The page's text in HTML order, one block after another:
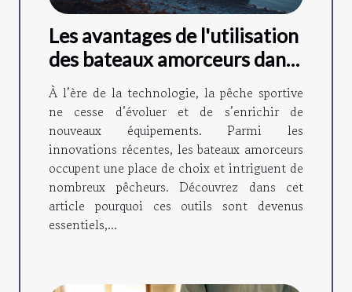
Les avantages de l'utilisation
des bateaux amorceurs dans
la pêche moderne
À l’ère de la technologie, la pêche sportive
ne cesse d’évoluer et de s’enrichir de
nouveaux équipements. Parmi les
innovations récentes, les bateaux amorceurs
occupent une place de choix et intriguent de
nombreux pêcheurs. Découvrez dans cet
article pourquoi ces outils sont devenus
essentiels,...